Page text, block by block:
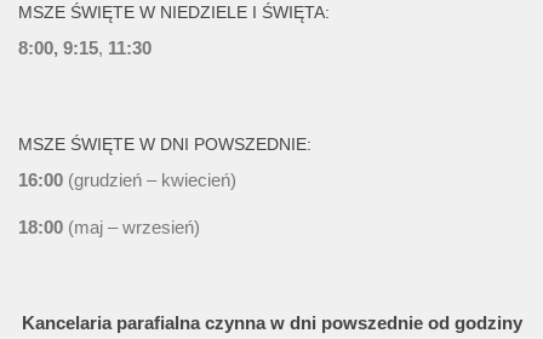
MSZE ŚWIĘTE W NIEDZIELE I ŚWIĘTA:
8:00, 9:15, 11:30
MSZE ŚWIĘTE W DNI POWSZEDNIE:
16:00 (grudzień – kwiecień)
18:00 (maj – wrzesień)
Kancelaria parafialna czynna w dni powszednie od godziny